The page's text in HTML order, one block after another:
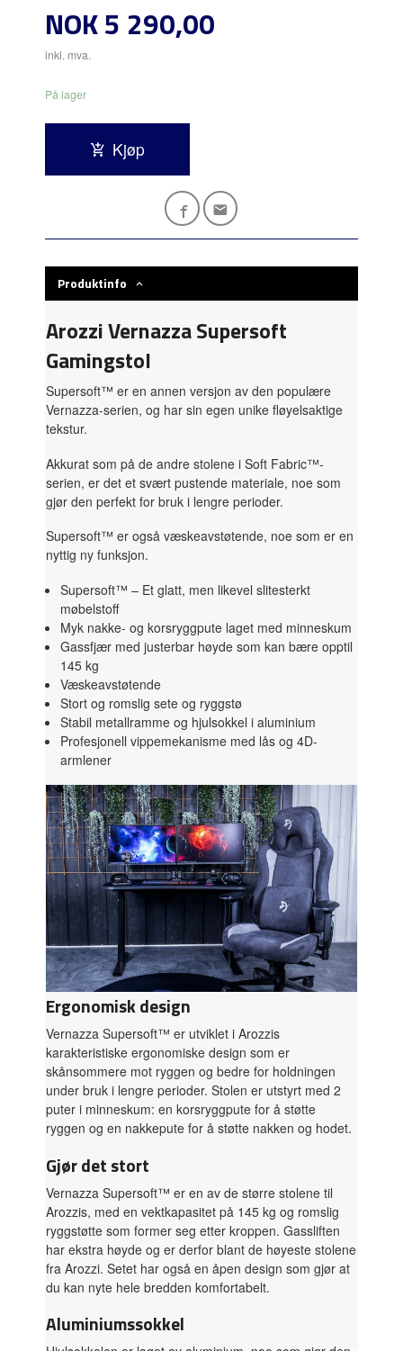
Pris
NOK5 290,00
inkl. mva.
På lager
Kjøp
Produktinfo
Arozzi Vernazza Supersoft
Gamingstol
Supersoft™ er en annen versjon av den populære
Vernazza-serien, og har sin egen unike fløyelsaktige
tekstur.
Akkurat som på de andre stolene i Soft Fabric™-
serien, er det et svært pustende materiale, noe som
gjør den perfekt for bruk i lengre perioder.
Supersoft™ er også væskeavstøtende, noe som er en
nyttig ny funksjon.
Supersoft™ – Et glatt, men likevel slitesterkt
møbelstoff
Myk nakke- og korsryggpute laget med minneskum
Gassfjær med justerbar høyde som kan bære opptil
145 kg
Væskeavstøtende
Stort og romslig sete og ryggstø
Stabil metallramme og hjulsokkel i aluminium
Profesjonell vippemekanisme med lås og 4D-
armlener
Ergonomisk design
Vernazza Supersoft™ er utviklet i Arozzis
karakteristiske ergonomiske design som er
skånsommere mot ryggen og bedre for holdningen
under bruk i lengre perioder. Stolen er utstyrt med 2
puter i minneskum: en korsryggpute for å støtte
ryggen og en nakkepute for å støtte nakken og hodet.
Gjør det stort
Vernazza Supersoft™ er en av de større stolene til
Arozzis, med en vektkapasitet på 145 kg og romslig
ryggstøtte som former seg etter kroppen. Gassliften
har ekstra høyde og er derfor blant de høyeste stolene
fra Arozzi. Setet har også en åpen design som gjør at
du kan nyte hele bredden komfortabelt.
Aluminiumssokkel